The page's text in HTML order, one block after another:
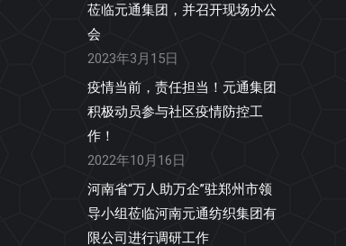
莅临元通集团，并召开现场办公
会
2023年3月15日
疫情当前，责任担当！元通集团
积极动员参与社区疫情防控工
作！
2022年10月16日
河南省“万人助万企”驻郑州市领
导小组莅临河南元通纺织集团有
限公司进行调研工作